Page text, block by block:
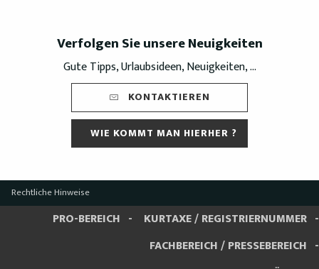
Verfolgen Sie unsere Neuigkeiten
Gute Tipps, Urlaubsideen, Neuigkeiten, ...
KONTAKTIEREN
WIE KOMMT MAN HIERHER ?
Rechtliche Hinweise
PRO-BEREICH
KURTAXE / REGISTRIERNUMMER
FACHBEREICH / PRESSEBEREICH